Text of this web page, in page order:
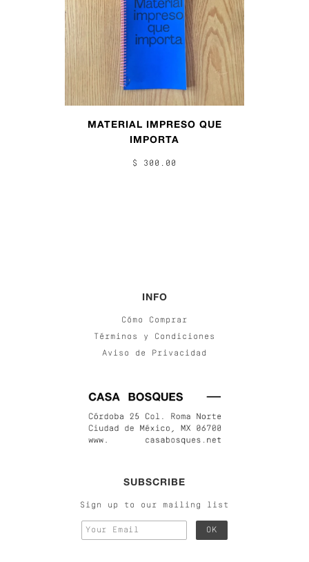
MATERIAL IMPRESO QUE
IMPORTA
$ 300.00
INFO
Cómo Comprar
Términos y Condiciones
Aviso de Privacidad
SUBSCRIBE
Sign up to our mailing list